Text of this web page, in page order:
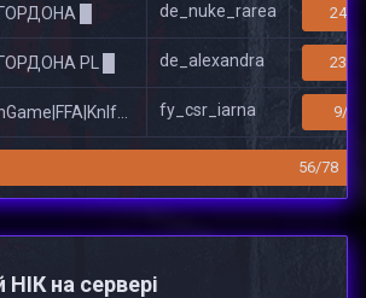
█ de_nuke_rarea 24/
PL █ de_alexandra 23/
MoD fy_csr_iarna 9/14
56/78
НІК на сервері